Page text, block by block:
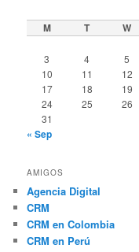
M T W
3
4 5
10
11 12
17
18 19
24
25 26
31
« Sep
AMIGOS
Agencia Digital
CRM
CRM en Colombia
CRM en Perú